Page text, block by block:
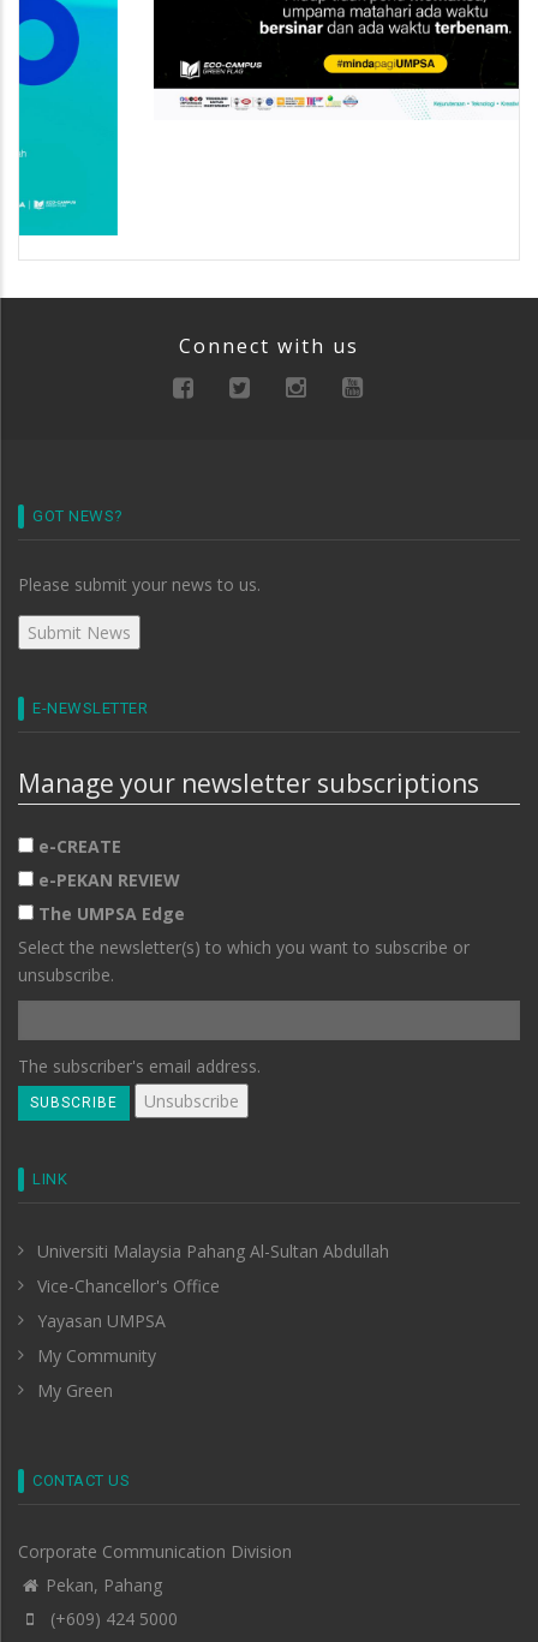
Connect with us
GOT NEWS?
Please submit your news to us.
E-NEWSLETTER
Manage your newsletter subscriptions
e-CREATE
e-PEKAN REVIEW
The UMPSA Edge
Select the newsletter(s) to which you want to subscribe or
unsubscribe.
The subscriber's email address.
LINK
Universiti Malaysia Pahang Al-Sultan Abdullah
Vice-Chancellor's Office
Yayasan UMPSA
My Community
My Green
CONTACT US
Corporate Communication Division
Pekan, Pahang
(+609) 424 5000